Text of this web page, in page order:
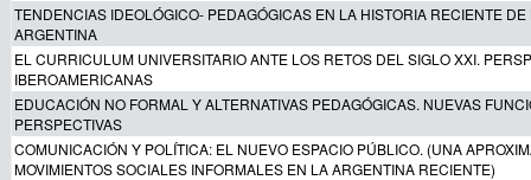
TENDENCIAS IDEOLÓGICO- PEDAGÓGICAS EN LA HISTORIA RECIENTE
ARGENTINA
EL CURRICULUM UNIVERSITARIO ANTE LOS RETOS DEL SIGLO XXI.
IBEROAMERICANAS
EDUCACIÓN NO FORMAL Y ALTERNATIVAS PEDAGÓGICAS. NUEVAS
PERSPECTIVAS
COMUNICACIÓN Y POLÍTICA: EL NUEVO ESPACIO PÚBLICO. (UNA
MOVIMIENTOS SOCIALES INFORMALES EN LA ARGENTINA RECIENTE)